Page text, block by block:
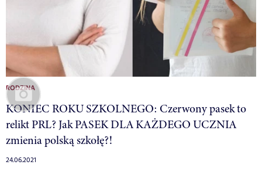
RODZINA
KONIEC ROKU SZKOLNEGO: Czerwony pasek to
relikt PRL? Jak PASEK DLA KAŻDEGO UCZNIA
zmienia polską szkołę?!
24.06.2021